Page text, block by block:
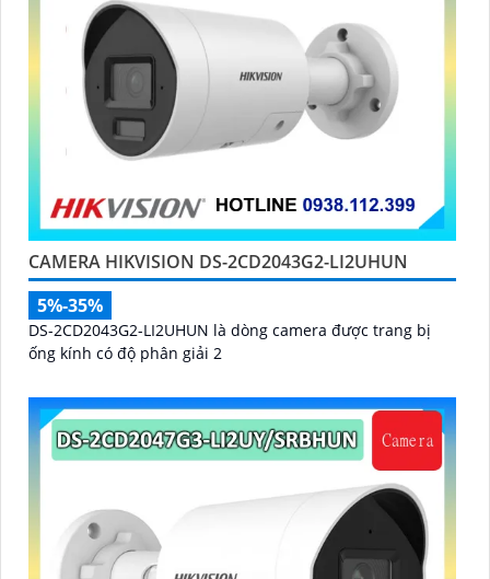
CAMERA HIKVISION DS-2CD2043G2-LI2UHUN
5%-35%
DS-2CD2043G2-LI2UHUN là dòng camera được trang bị
ống kính có độ phân giải 2